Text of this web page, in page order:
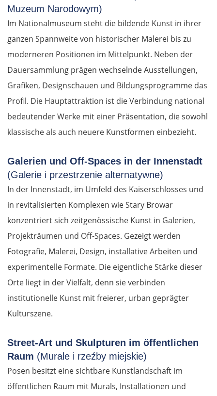
Muzeum Narodowym)
Im Nationalmuseum steht die bildende Kunst in ihrer
ganzen Spannweite von historischer Malerei bis zu
moderneren Positionen im Mittelpunkt. Neben der
Dauersammlung prägen wechselnde Ausstellungen,
Grafiken, Designschauen und Bildungsprogramme das
Profil. Die Hauptattraktion ist die Verbindung national
bedeutender Werke mit einer Präsentation, die sowohl
klassische als auch neuere Kunstformen einbezieht.
Galerien und Off-Spaces in der Innenstadt
(Galerie i przestrzenie alternatywne)
In der Innenstadt, im Umfeld des Kaiserschlosses und
in revitalisierten Komplexen wie Stary Browar
konzentriert sich zeitgenössische Kunst in Galerien,
Projekträumen und Off-Spaces. Gezeigt werden
Fotografie, Malerei, Design, installative Arbeiten und
experimentelle Formate. Die eigentliche Stärke dieser
Orte liegt in der Vielfalt, denn sie verbinden
institutionelle Kunst mit freierer, urban geprägter
Kulturszene.
Street-Art und Skulpturen im öffentlichen
Raum (Murale i rzeźby miejskie)
Posen besitzt eine sichtbare Kunstlandschaft im
öffentlichen Raum mit Murals, Installationen und